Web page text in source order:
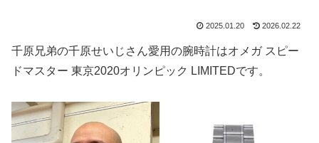
2025.01.20 2026.02.22
千原兄弟の千原せいじさん愛用の腕時計はオメガ スピー
ドマスター 東京2020オリンピック LIMITEDです。